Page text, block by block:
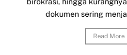
dokumen sering
Read More